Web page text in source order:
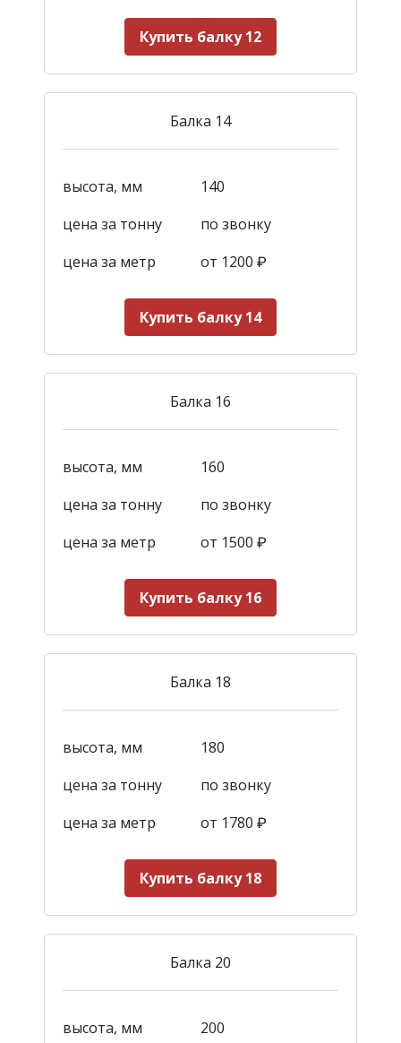
Купить балку 12
Балка 14
высота, мм
140
цена за тонну
по звонку
цена за метр
от 1200 ₽
Купить балку 14
Балка 16
высота, мм
160
цена за тонну
по звонку
цена за метр
от 1500 ₽
Купить балку 16
Балка 18
высота, мм
180
цена за тонну
по звонку
цена за метр
от 1780 ₽
Купить балку 18
Балка 20
высота, мм
200